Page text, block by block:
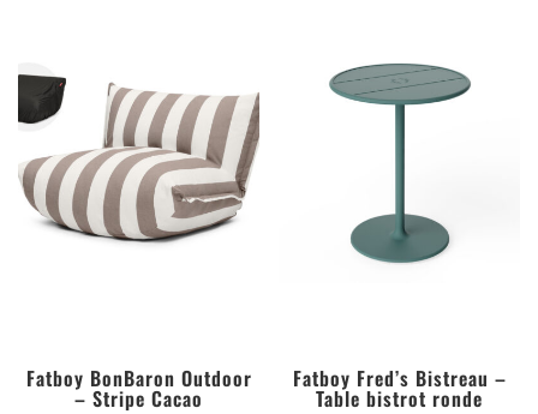
Fatboy BonBaron Outdoor
– Stripe Cacao
Fatboy Fred’s Bistreau –
Table bistrot ronde